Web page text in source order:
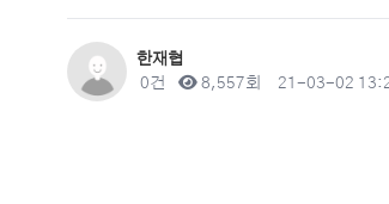
작성자
한재협
댓글
0건 조회8,557회 작성일
21-03-02